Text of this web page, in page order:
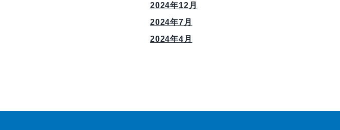
2024年12月
2024年7月
2024年4月